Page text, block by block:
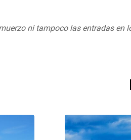
ni tampoco las entradas en